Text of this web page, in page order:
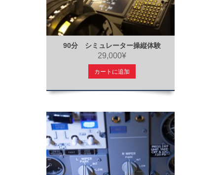
90分 シミュレーター操縦体験
29,000¥
カートに追加